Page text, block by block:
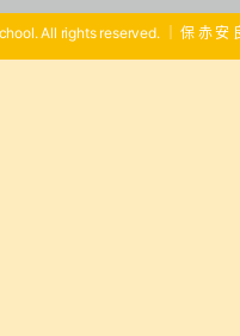
All rights reserved. ｜ 保 赤 安